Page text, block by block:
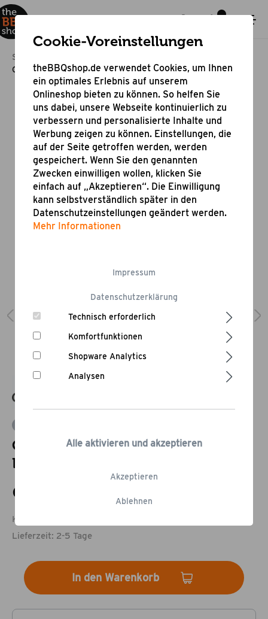
Startseite
Gussroste für Gasgrill Grandstate Eagle 652
Gussroste für Gasgrill Grandstate
Eagle 652
99,95 €*
Kostenloser Versand.
Lieferzeit: 2-5 Tage
In den Warenkorb
Cookie-Voreinstellungen
theBBQshop.de verwendet Cookies, um Ihnen
ein optimales Erlebnis auf unserem
Onlineshop bieten zu können. So helfen Sie
uns dabei, unsere Webseite kontinuierlich zu
verbessern und personalisierte Inhalte und
Werbung zeigen zu können. Einstellungen, die
auf der Seite getroffen werden, werden
gespeichert. Wenn Sie den genannten
Zwecken einwilligen wollen, klicken Sie
einfach auf „Akzeptieren“. Die Einwilligung
kann selbstverständlich später in den
Datenschutzeinstellungen geändert werden.
Mehr Informationen
Datenschutzerklärung
Impressum
Technisch erforderlich
Komfortfunktionen
Shopware Analytics
Analysen
Ablehnen
Akzeptieren
Alle aktivieren und akzeptieren